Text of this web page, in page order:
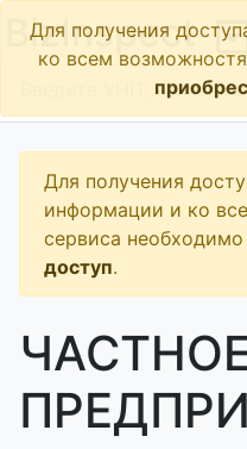
BizInspect
Для получения
ко всем
Для получения
информации и ко
сервиса необходимо
доступ.